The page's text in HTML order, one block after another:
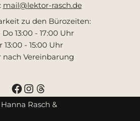
mail@lektor-rasch.de
zu den Bürozeiten:
Do 13:00 - 17:00 Uhr
13:00 - 15:00 Uhr
nach Vereinbarung
Rasch &